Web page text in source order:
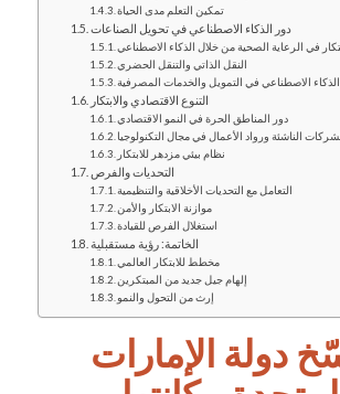
تمكين التعلم مدى الحياة
دور الذكاء الاصطناعي في تحويل الصناعات
في الرعاية الصحية من خلال الذكاء الاصطناعي
النقل الذاتي والتنقل الحضري
الذكاء الاصطناعي في التمويل والخدمات المصرفية
التنوع الاقتصادي والابتكار
دور المناطق الحرة في النمو الاقتصادي
الناشئة ورواد الأعمال في مجال التكنولوجيا
نظام بيئي مزدهر للابتكار
التحديات والفرص
التعامل مع التحديات الأخلاقية والتنظيمية
موازنة الابتكار والأمن
استغلال الفرص للقيادة
الخاتمة: رؤية مستقبلية
مخطط للابتكار العالمي
إلهام جيل جديد من المبتكرين
إرث من التحول والنمو
دولة الإمارات